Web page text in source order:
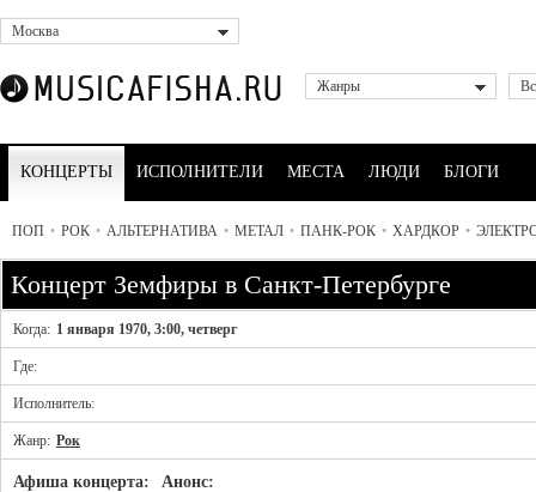
Москва
Жанры
КОНЦЕРТЫ ИСПОЛНИТЕЛИ МЕСТА ЛЮДИ БЛОГИ
ПОП • РОК • АЛЬТЕРНАТИВА • МЕТАЛ • ПАНК-РОК • ХАРДКОР •
Концерт Земфиры в Санкт-Петербурге
Когда: 1 января 1970, 3:00, четверг
Где:
Исполнитель:
Жанр: Рок
Афиша концерта: Анонс: